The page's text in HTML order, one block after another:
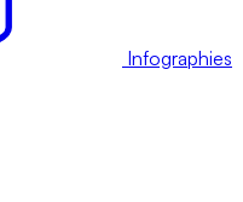
Infographies